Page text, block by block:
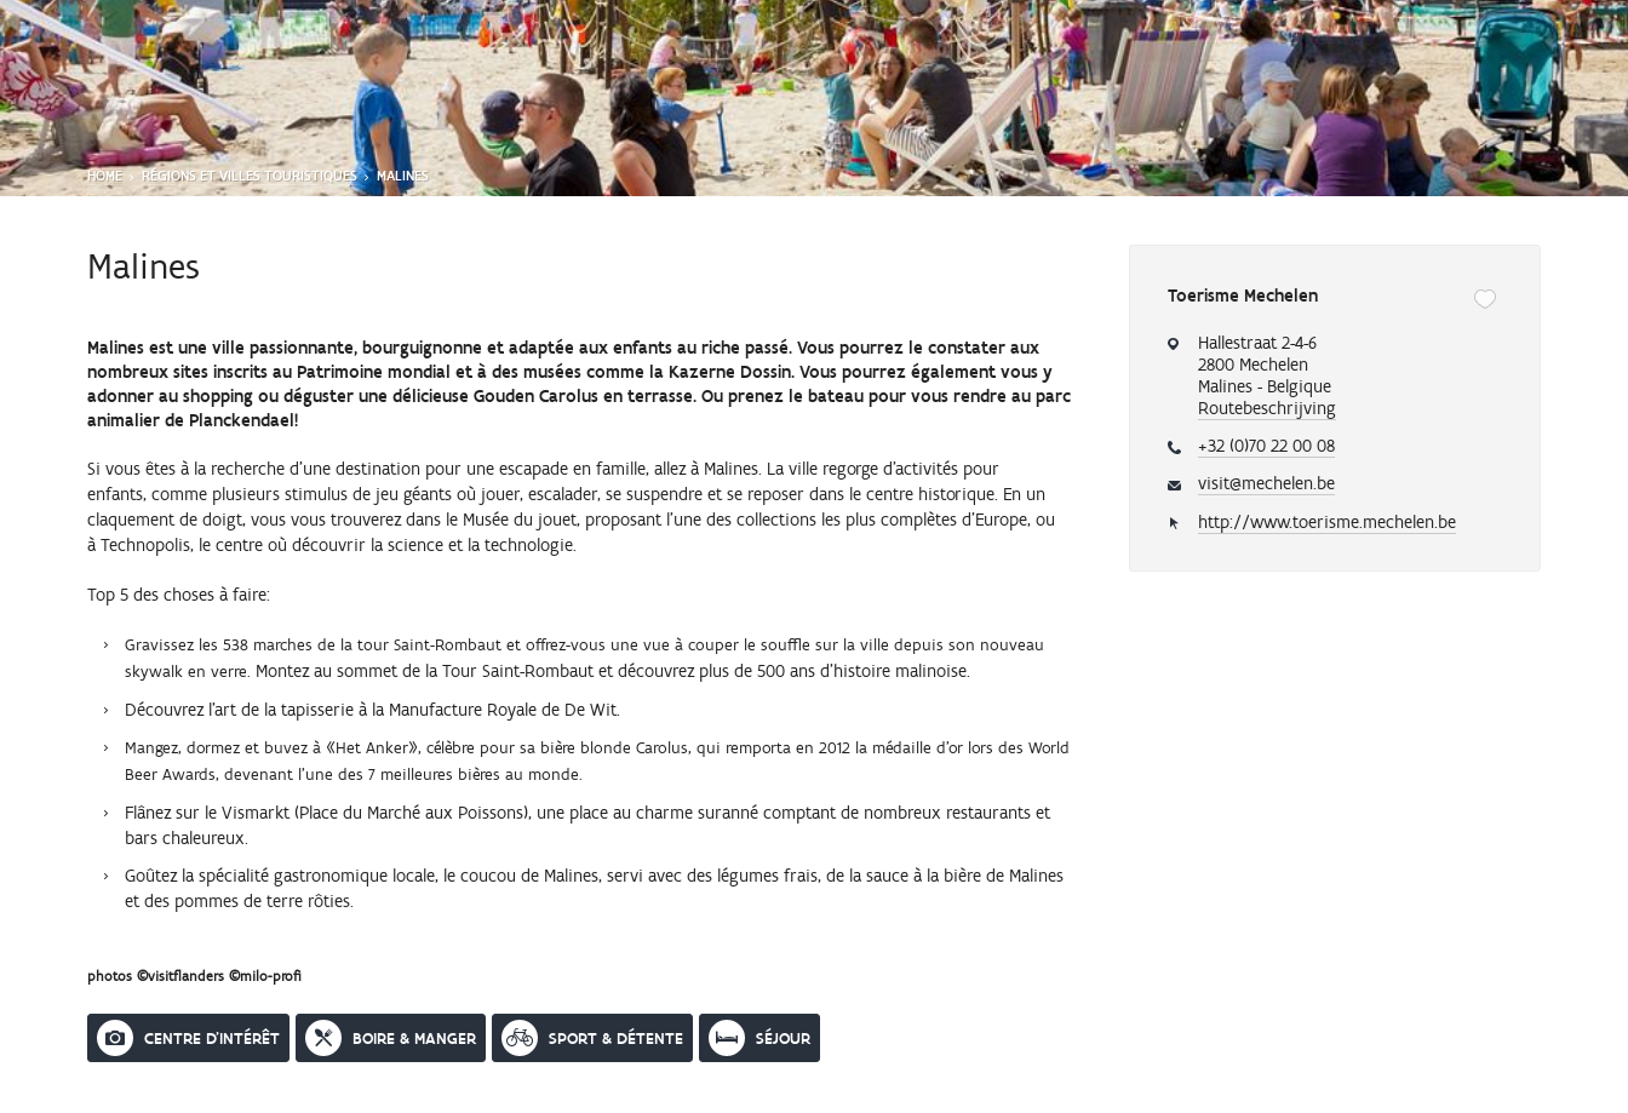
HOME RÉGIONS ET VILLES TOURISTIQUES MALINES
Toerisme Mechelen
knop
verwijdert
voegt
een
toeristische
regio
toe
Hallestraat 2-4-6
2800 Mechelen
Malines - Belgique
Routebeschrijving
+32 (0)70 22 00 08
visit@mechelen.be
http://www.toerisme.mechelen.be
Malines
Malines est une ville passionnante, bourguignonne et adaptée aux enfants au riche passé. Vous pourrez le constater aux
nombreux sites inscrits au Patrimoine mondial et à des musées comme la Kazerne Dossin. Vous pourrez également vous y
adonner au shopping ou déguster une délicieuse Gouden Carolus en terrasse. Ou prenez le bateau pour vous rendre au parc
animalier de Planckendael!
Si vous êtes à la recherche d'une destination pour une escapade en famille, allez à Malines. La ville regorge d'activités pour
enfants, comme plusieurs stimulus de jeu géants où jouer, escalader, se suspendre et se reposer dans le centre historique. En un
claquement de doigt, vous vous trouverez dans le Musée du jouet, proposant l'une des collections les plus complètes d'Europe, ou
à Technopolis, le centre où découvrir la science et la technologie.
Top 5 des choses à faire:
Gravissez les 538 marches de la tour Saint-Rombaut et offrez-vous une vue à couper le souffle sur la ville depuis son nouveau
skywalk en verre. Montez au sommet de la Tour Saint-Rombaut et découvrez plus de 500 ans d'histoire malinoise.
Découvrez l'art de la tapisserie à la Manufacture Royale de De Wit.
Mangez, dormez et buvez à «Het Anker», célèbre pour sa bière blonde Carolus, qui remporta en 2012 la médaille d'or lors des World
Beer Awards, devenant l'une des 7 meilleures bières au monde.
Flânez sur le Vismarkt (Place du Marché aux Poissons), une place au charme suranné comptant de nombreux restaurants et
bars chaleureux.
Goûtez la spécialité gastronomique locale, le coucou de Malines, servi avec des légumes frais, de la sauce à la bière de Malines
et des pommes de terre rôties.
photos ©visitflanders ©milo-profi
Onderstaande
activiteiten
worden
CENTRE D'INTÉRÊT BOIRE & MANGER SPORT & DÉTENTE SÉJOUR